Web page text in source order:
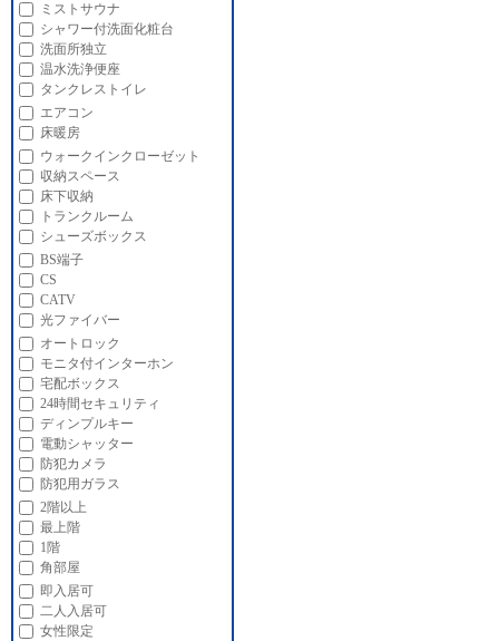
ミストサウナ
シャワー付洗面化粧台
洗面所独立
温水洗浄便座
タンクレストイレ
エアコン
床暖房
ウォークインクローゼット
収納スペース
床下収納
トランクルーム
シューズボックス
BS端子
CS
CATV
光ファイバー
オートロック
モニタ付インターホン
宅配ボックス
24時間セキュリティ
ディンプルキー
電動シャッター
防犯カメラ
防犯用ガラス
2階以上
最上階
1階
角部屋
即入居可
二人入居可
女性限定